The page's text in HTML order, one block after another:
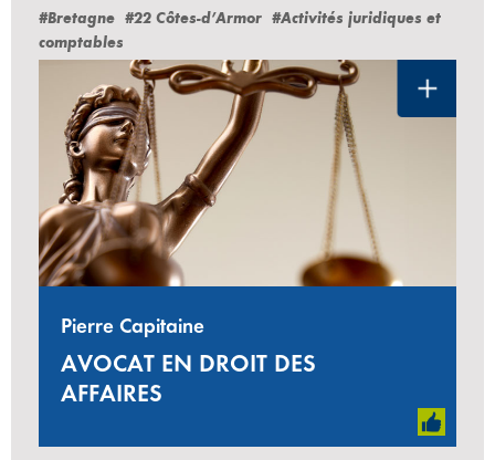
#Bretagne #22 Côtes-d’Armor #Activités juridiques et
comptables
Pierre Capitaine
AVOCAT EN DROIT DES
AFFAIRES